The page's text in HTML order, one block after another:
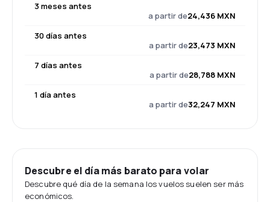
3 meses antes
a partir de24,436 MXN
30 días antes
a partir de23,473 MXN
7 días antes
a partir de28,788 MXN
1 día antes
a partir de32,247 MXN
Descubre el día más barato para volar
Descubre qué día de la semana los vuelos suelen ser más
económicos.